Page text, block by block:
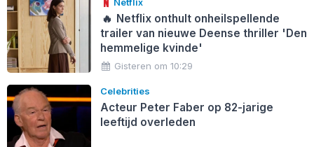
🔥 Netflix onthult onheilspellende
trailer van nieuwe Deense thriller 'Den
hemmelige kvinde'
Gisteren om 10:29
Celebrities
Acteur Peter Faber op 82-jarige
leeftijd overleden